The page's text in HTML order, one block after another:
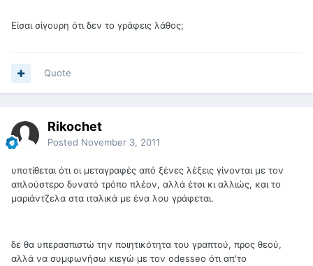
Είσαι σίγουρη ότι δεν το γράφεις λάθος;
Quote
Rikochet
Posted November 3, 2011
υποτίθεται ότι οι μεταγραφές από ξένες λέξεις γίνονται με τον
απλούστερο δυνατό τρόπο πλέον, αλλά έτσι κι αλλιώς, και το
μαριάντζελα στα ιταλικά με ένα λου γράφεται.
δε θα υπερασπιστώ την ποιητικότητα του γραπτού, προς θεού,
αλλά να συμφωνήσω κιεγώ με τον odesseo ότι απ'το